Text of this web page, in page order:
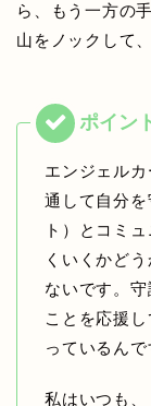
ら、もう一方の
山をノックして
エンジェル
通して自分
ト）とコミ
くいくかど
ないです。
ことを応援
っているんで
私はいつも